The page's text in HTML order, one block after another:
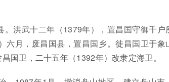
洪武十二年（1379年），置昌国守御千户
六月，废昌国县，置昌国乡。徙昌国卫于象
国卫，二十五年（1392年）改隶定海卫。